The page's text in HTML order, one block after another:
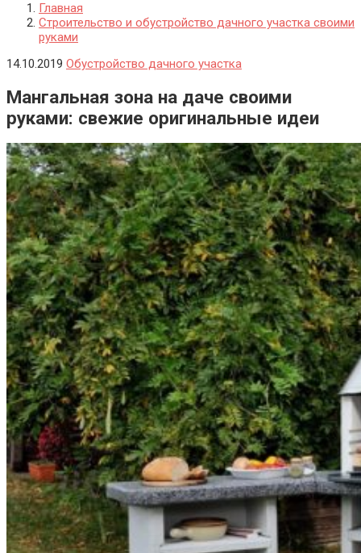
Главная
Строительство и обустройство дачного участка своими
руками
14.10.2019 Обустройство дачного участка
Мангальная зона на даче своими
руками: свежие оригинальные идеи